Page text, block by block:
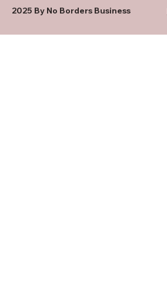
2025 By No Borders Business